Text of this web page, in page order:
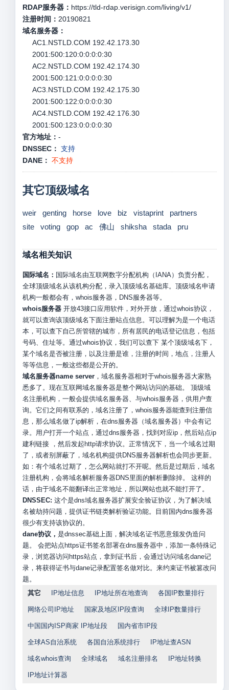
RDAP服务器： https://tld-rdap.verisign.com/living/v1/
注册时间： 20190821
域名服务器：
AC1.NSTLD.COM 192.42.173.30
2001:500:120:0:0:0:0:30
AC2.NSTLD.COM 192.42.174.30
2001:500:121:0:0:0:0:30
AC3.NSTLD.COM 192.42.175.30
2001:500:122:0:0:0:0:30
AC4.NSTLD.COM 192.42.176.30
2001:500:123:0:0:0:0:30
官方地址： -
DNSSEC： 支持
DANE： 不支持
其它顶级域名
weir genting horse love biz vistaprint
partners
site
voting gop ac 佛山 shiksha stada pru
域名相关知识
国际域名： 国际域名由互联网数字分配机构（IANA）负责分配，
全球顶级域名从该机构分配，录入顶级域名基础库。顶级域名申请
机构一般都会有，whois服务器，DNS服务器等。
whois服务器开放43接口应用软件，对外开放，通过whois协议，
就可以查询该顶级域名下面注册站点信息。可以理解为是一个电话
本，可以查下自己所管辖的城市，所有居民的电话登记信息，包括
号码、住址等。通过whois协议，我们可以查下 某个顶级域名下，
某个域名是否被注册，以及注册是谁，注册的时间，地点，注册人
等等信息，一般这些都是公开的。
域名服务器name server，域名服务器相对于whois服务器大家熟
悉多了。现在互联网域名服务器是整个网站访问的基础。 顶级域
名注册机构，一般会提供域名服务器、与whois服务器，供用户查
询。它们之间有联系的，域名注册了，whois服务器能查到注册信
息，那么域名做了ip解析，在dns服务器（域名服务器）中会有记
录。用户打开一个站点，通过dns服务器，找到对应ip，然后站点ip
建利链接 ，然后发起http请求协议。正常情况下，当一个域名过期
了，或者别屏蔽了，域名机构提供DNS服务器解析也会同步更新。
如：有个域名过期了，怎么网站就打不开呢。然后是过期后，域名
注册机构，会将域名解析服务器DNS里面的解析删除掉。 这样的
话，由于域名不能翻译出正常地址，所以网站也就不能打开了。
DNSSEC: 这个是dns域名服务器扩展安全验证协议，为了解决域
名被劫持问题，提供证书链类解析验证功能。目前国内dns服务器
很少有支持该协议的。
dane协议， 是dnssec基础上面，解决域名证书恶意颁发伪造问
题。 会把站点https证书签名部署在dns服务器中，添加一条特殊记
录，浏览器访问https站点，拿到证书后，会通过访问域名dane记
录，将获得证书与dane记录配置签名做对比。来约束证书被篡改问
题。
其它
IP地址信息 IP地址所在地查询 各国IP数量排行
网络公司IP地址 国家及地区IP段查询 全球IP数量排行
中国国内ISP商家 IP地址段 国内省市IP段
全球AS自治系统 各国自治系统排行 IP地址查ASN
域名whois查询 全球域名 域名注册排名 IP地址转换
IP地址计算器